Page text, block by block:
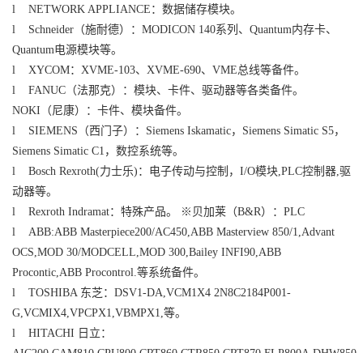
l NETWORK APPLIANCE：数据储存模块。
l Schneider（施耐德）：MODICON 140系列、Quantum内存卡、
Quantum电源模块等。
l XYCOM：XVME-103、XVME-690、VME总线等备件。
l FANUC（法那克）：模块、卡件、驱动器等各类备件。
NOKI（尼康）：卡件、模块备件。
l SIEMENS（西门子）：Siemens Iskamatic，Siemens Simatic S5，
Siemens Simatic C1，数控系统等。
l Bosch Rexroth(力士乐)：电子传动与控制，I/O模块,PLC控制器,驱
动器等。
l Rexroth Indramat：特殊产品。 ※贝加莱（B&R）：PLC
l ABB:ABB Masterpiece200/AC450,ABB Masterview 850/1,Advant
OCS,MOD 30/MODCELL,MOD 300,Bailey INFI90,ABB
Procontic,ABB Procontrol.等系统备件。
l TOSHIBA 东芝：DSV1-DA,VCM1X4 2N8C2184P001-
G,VCMIX4,VPCPX1,VBMPX1,等。
l HITACHI 日立：